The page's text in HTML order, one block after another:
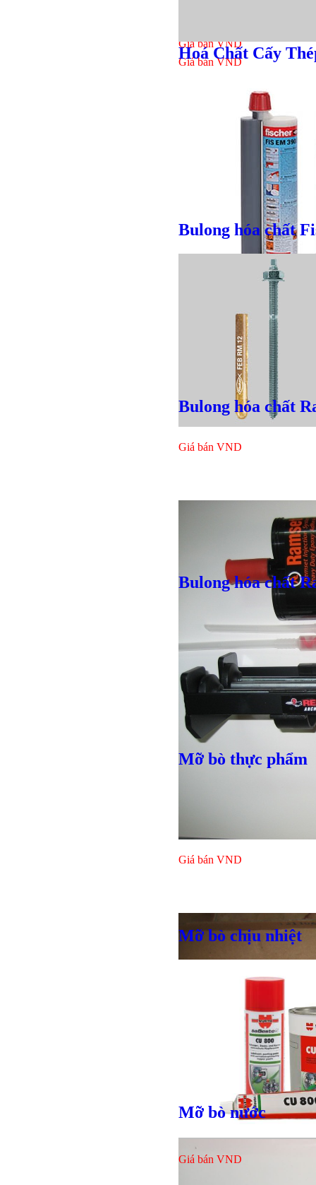
Bulong lục giác
Giá bánVND
Giá bánVND
Hoá Chất Cấy
Bulong hóa chất
Giá bán VND
Bulong hóa chất
Giá bán VND
Bulong hóa chất
Mỡ bò thực phẩm
Mỡ bò chịu nhiệt
Giá bán VND
Mỡ bò nước